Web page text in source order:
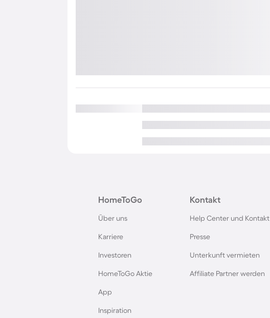
HomeToGo
Über uns
Karriere
Investoren
HomeToGo Aktie
App
Inspiration
Kontakt
Help Center und Kontakt
Presse
Unterkunft vermieten
Affiliate Partner werden